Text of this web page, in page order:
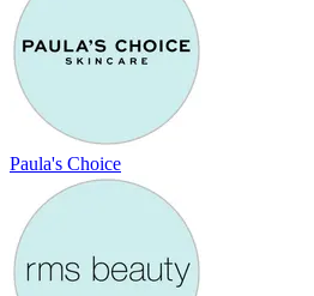
Paula's Choice